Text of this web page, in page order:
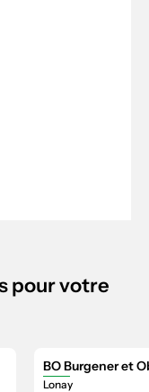
pour votre
BO Burgener et
Lonay